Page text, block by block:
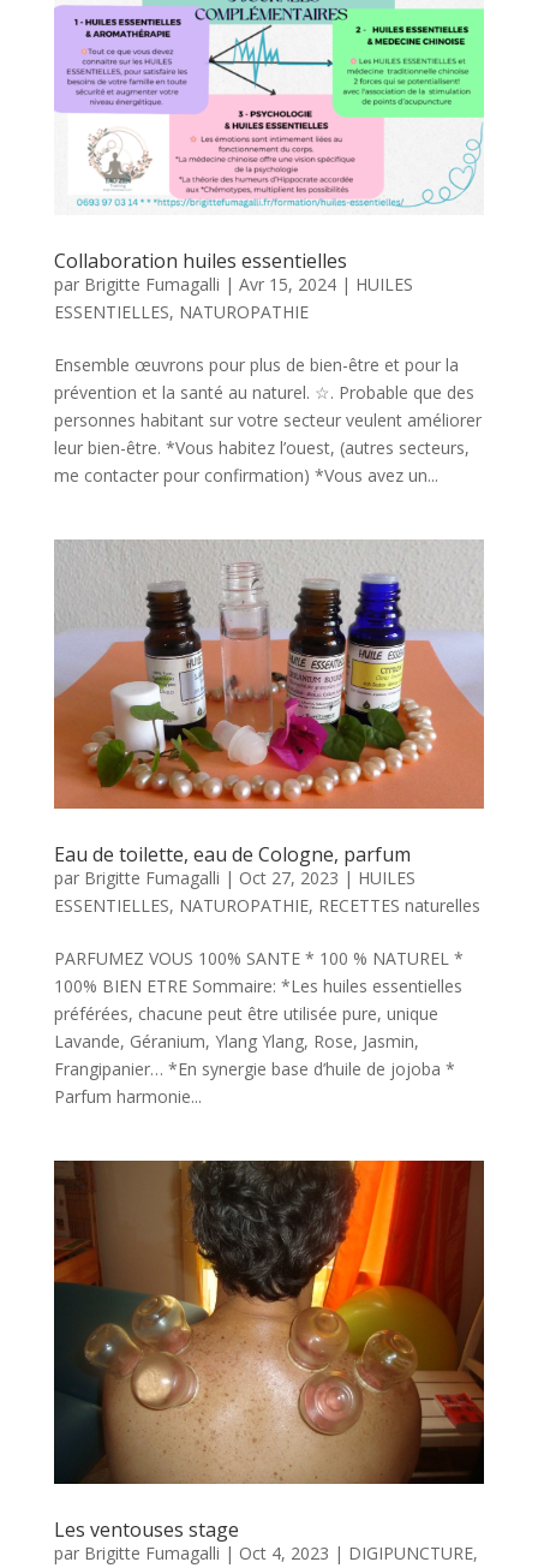
Collaboration huiles essentielles
par Brigitte Fumagalli | Avr 15, 2024| HUILES
ESSENTIELLES, NATUROPATHIE
Ensemble œuvrons pour plus de bien-être et pour la
prévention et la santé au naturel. ☆. Probable que des
personnes habitant sur votre secteur veulent améliorer
leur bien-être. *Vous habitez l’ouest, (autres secteurs,
me contacter pour confirmation) *Vous avez un...
Eau de toilette, eau de Cologne, parfum
par Brigitte Fumagalli | Oct 27, 2023 | HUILES
ESSENTIELLES, NATUROPATHIE, RECETTES naturelles
PARFUMEZ VOUS 100% SANTE * 100 % NATUREL *
100% BIEN ETRE Sommaire: *Les huiles essentielles
préférées, chacune peut être utilisée pure, unique
Lavande, Géranium, Ylang Ylang, Rose, Jasmin,
Frangipanier… *En synergie base d’huile de jojoba *
Parfum harmonie...
Les ventouses stage
par Brigitte Fumagalli | Oct 4, 2023 | DIGIPUNCTURE,